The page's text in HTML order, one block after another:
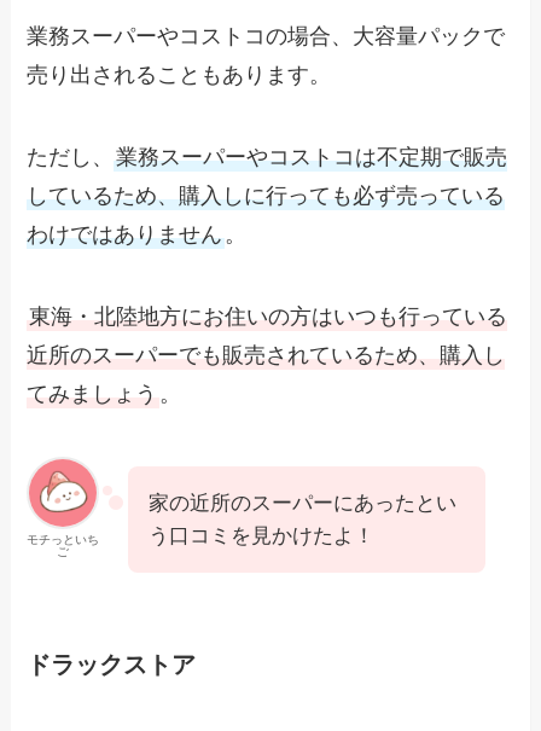
業務スーパーやコストコの場合、大容量パックで
売り出されることもあります。
ただし、業務スーパーやコストコは不定期で販売
しているため、購入しに行っても必ず売っている
わけではありません。
東海・北陸地方にお住いの方はいつも行っている
近所のスーパーでも販売されているため、購入し
てみましょう 。
モチっといち
ご
家の近所のスーパーにあったとい
う口コミを見かけたよ！
ドラックストア